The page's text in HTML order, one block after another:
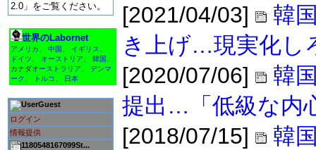
2.0」をご覧ください。
世界のLabornet
アメリカ 中国 イギリス
ドイツ
オーストリア 韓国
カナダオーストラリア
デンマ
ーク
トルコ 日本
Guest
ログイン
情報提供
1180548167099St...
[2021/04/03]
韓
き上げ…現実化し
[2020/07/06]
韓
提出…「低級な内
[2018/07/15]
韓